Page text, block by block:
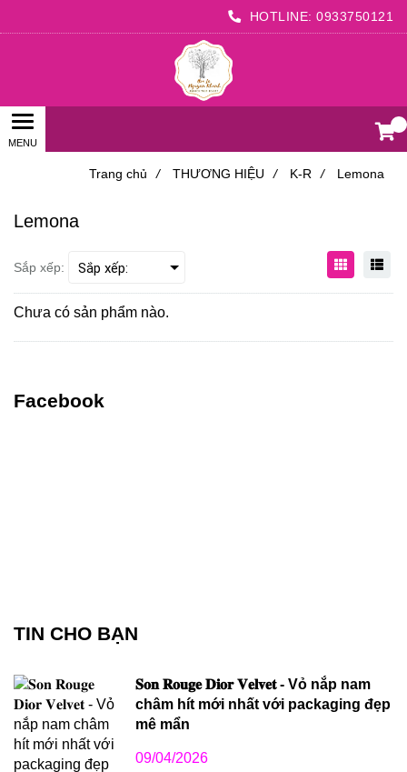
HOTLINE: 0933750121
Trang chủ / THƯƠNG HIỆU / K-R / Lemona
Lemona
Sắp xếp:
Chưa có sản phẩm nào.
Facebook
TIN CHO BẠN
𝐒𝐨𝐧 𝐑𝐨𝐮𝐠𝐞 𝐃𝐢𝐨𝐫 𝐕𝐞𝐥𝐯𝐞𝐭 - Vỏ nắp nam
châm hít mới nhất với packaging đẹp
mê mẩn
09/04/2026